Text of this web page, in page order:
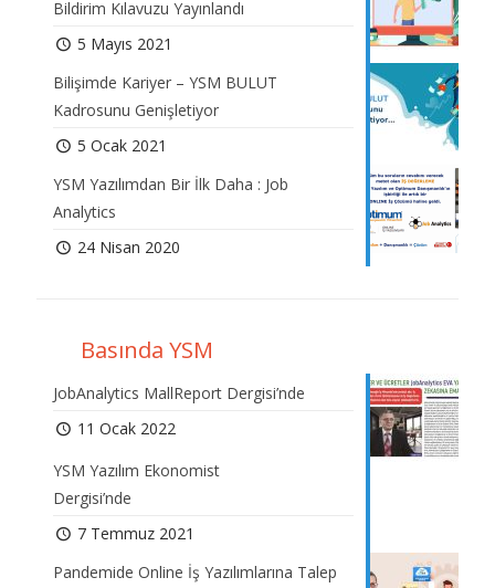
Bildirim Kılavuzu Yayınlandı
5 Mayıs 2021
Bilişimde Kariyer – YSM BULUT
Kadrosunu Genişletiyor
5 Ocak 2021
YSM Yazılımdan Bir İlk Daha : Job
Analytics
24 Nisan 2020
Basında YSM
JobAnalytics MallReport Dergisi’nde
11 Ocak 2022
YSM Yazılım Ekonomist
Dergisi’nde
7 Temmuz 2021
Pandemide Online İş Yazılımlarına Talep